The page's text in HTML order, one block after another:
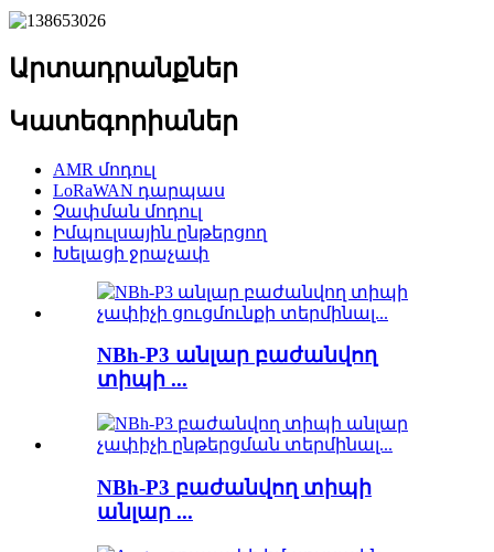
Արտադրանքներ
Կատեգորիաներ
AMR մոդուլ
LoRaWAN դարպաս
Չափման մոդուլ
Իմպուլսային ընթերցող
Խելացի ջրաչափ
NBh-P3 անլար բաժանվող
տիպի ...
NBh-P3 բաժանվող տիպի
անլար ...